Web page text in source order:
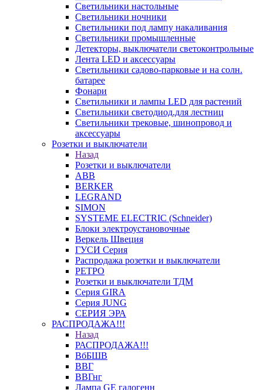
Светильники настольные
Светильники ночники
Светильники под лампу накаливания
Светильники промышленные
Детекторы, выключатели светоконтрольные
Лента LED и аксессуары
Светильники садово-парковые и на солн.
батарее
Фонари
Светильники и лампы LED для растений
Светильники светодиод.для лестниц
Светильники трековые, шинопровод и
аксессуары
Розетки и выключатели
Назад
Розетки и выключатели
ABB
BERKER
LEGRAND
SIMON
SYSTEME ELECTRIC (Schneider)
Блоки электроустановочные
Веркель Швеция
ГУСИ Серия
Распродажа розетки и выключатели
РЕТРО
Розетки и выключатели ТДМ
Серия GIRA
Серия JUNG
СЕРИЯ ЭРА
РАСПРОДАЖА!!!
Назад
РАСПРОДАЖА!!!
ВбБШВ
ВВГ
ВВГнг
Лампа GE галогенн